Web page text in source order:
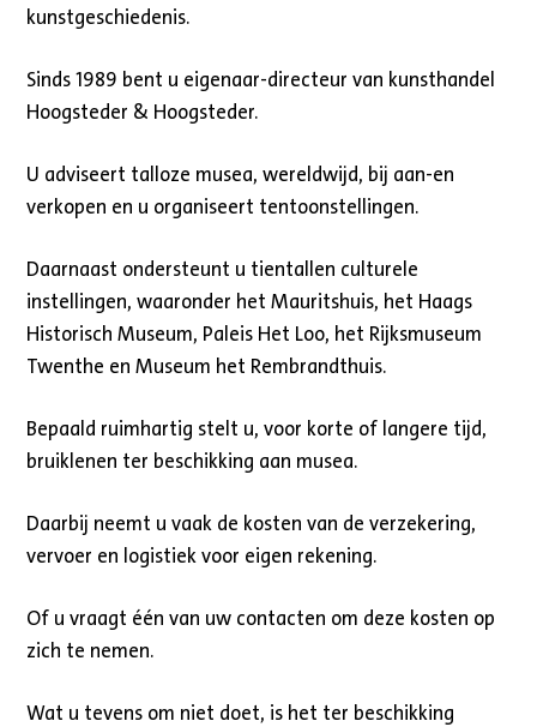
kunstgeschiedenis.
Sinds 1989 bent u eigenaar-directeur van kunsthandel
Hoogsteder & Hoogsteder.
U adviseert talloze musea, wereldwijd, bij aan-en
verkopen en u organiseert tentoonstellingen.
Daarnaast ondersteunt u tientallen culturele
instellingen, waaronder het Mauritshuis, het Haags
Historisch Museum, Paleis Het Loo, het Rijksmuseum
Twenthe en Museum het Rembrandthuis.
Bepaald ruimhartig stelt u, voor korte of langere tijd,
bruiklenen ter beschikking aan musea.
Daarbij neemt u vaak de kosten van de verzekering,
vervoer en logistiek voor eigen rekening.
Of u vraagt één van uw contacten om deze kosten op
zich te nemen.
Wat u tevens om niet doet, is het ter beschikking